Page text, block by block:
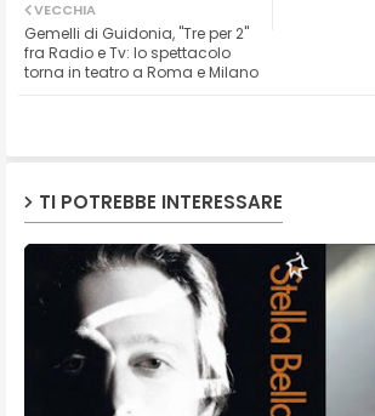
VECCHIA
Gemelli di Guidonia, "Tre per 2"
fra Radio e Tv: lo spettacolo
torna in teatro a Roma e Milano
TI POTREBBE INTERESSARE